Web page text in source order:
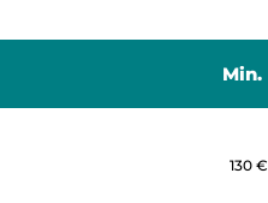
Min.
130 €